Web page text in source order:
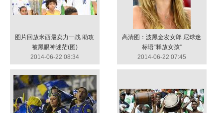
图片回放米西最卖力一战 助攻
被黑眼神迷茫(图)
2014-06-22 08:34
高清图：波黑金发女郎 尼球迷
标语“释放女孩”
2014-06-22 07:45